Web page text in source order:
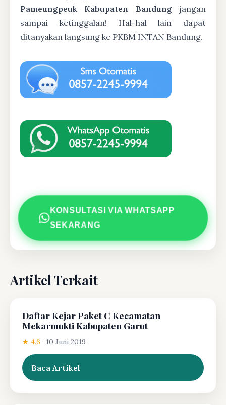
Pameungpeuk Kabupaten Bandungjangan
sampai ketinggalan! Hal-hal lain dapat
ditanyakan langsung ke PKBM INTAN Bandung.
KONSULTASI VIA WHATSAPP
SEKARANG
Artikel Terkait
Daftar Kejar Paket C Kecamatan
Mekarmukti Kabupaten Garut
★ 4.6 · 10 Juni 2019
Baca Artikel